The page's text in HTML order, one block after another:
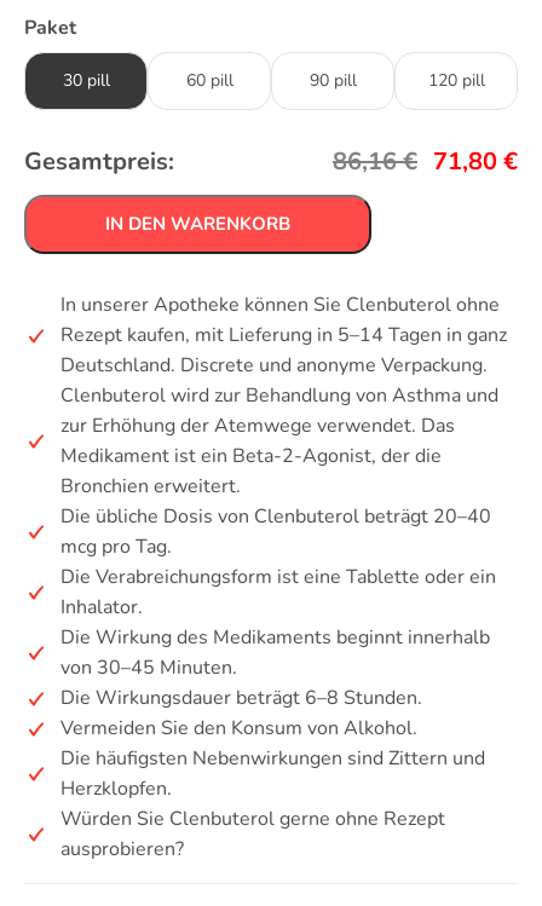
Paket
30 pill 60 pill 90 pill 120 pill
Gesamtpreis: 86,16€ 71,80€
IN DEN WARENKORB
In unserer Apotheke können Sie Clenbuterol ohne
Rezept kaufen, mit Lieferung in 5–14 Tagen in ganz
Deutschland. Discrete und anonyme Verpackung.
Clenbuterol wird zur Behandlung von Asthma und
zur Erhöhung der Atemwege verwendet. Das
Medikament ist ein Beta-2-Agonist, der die
Bronchien erweitert.
Die übliche Dosis von Clenbuterol beträgt 20–40
mcg pro Tag.
Die Verabreichungsform ist eine Tablette oder ein
Inhalator.
Die Wirkung des Medikaments beginnt innerhalb
von 30–45 Minuten.
Die Wirkungsdauer beträgt 6–8 Stunden.
Vermeiden Sie den Konsum von Alkohol.
Die häufigsten Nebenwirkungen sind Zittern und
Herzklopfen.
Würden Sie Clenbuterol gerne ohne Rezept
ausprobieren?